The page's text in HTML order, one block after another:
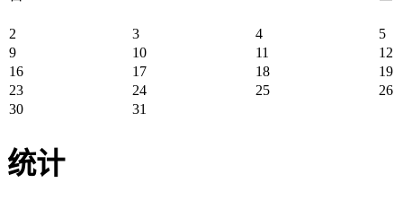
2 3 4
5
9
10 11
12
16
17 18
19
23
24 25
26
30
31
统计